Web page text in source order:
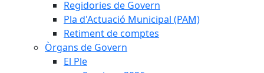
Regidories de Govern
Pla d'Actuació Municipal (PAM)
Retiment de comptes
Òrgans de Govern
El Ple